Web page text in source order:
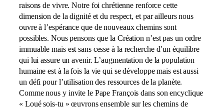
raisons de vivre. Notre foi chrétienne renforce cette
dimension de la dignité et du respect, et par ailleurs nous
ouvre à l’espérance que de nouveaux chemins sont
possibles. Nous pensons que la Création n’est pas un ordre
immuable mais est sans cesse à la recherche d’un équilibre
qui lui assure un avenir. L’augmentation de la population
humaine est à la fois la vie qui se développe mais est aussi
un défi pour l’utilisation des ressources de la planète.
Comme nous y invite le Pape François dans son encyclique
« Loué sois-tu » œuvrons ensemble sur les chemins de